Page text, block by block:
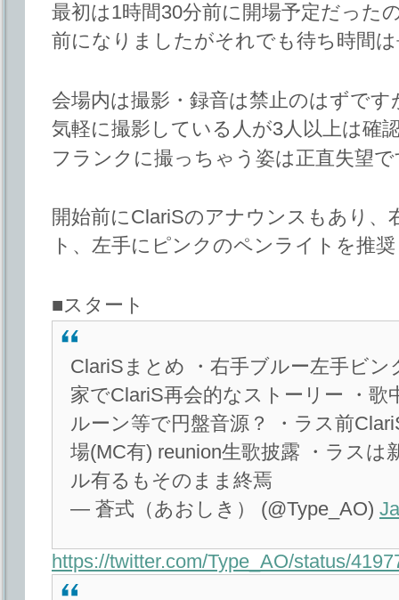
最初は1時間30分前に開場予定だった
前になりましたがそれでも待ち時間
会場内は撮影・録音は禁止のはずで
気軽に撮影している人が3人以上は確
フランクに撮っちゃう姿は正直失望
開始前にClariSのアナウンスもあり
ト、左手にピンクのペンライトを推
■スタート
ClariSまとめ ・右手ブルー左手ビ
家でClariS再会的なストーリー ・
ルーン等で円盤音源？ ・ラス前
場(MC有) reunion生歌披露 ・ラスは
ル有るもそのまま終焉
— 蒼式（あおしき） (@Type_AO)
https://twitter.com/Type_AO/status/